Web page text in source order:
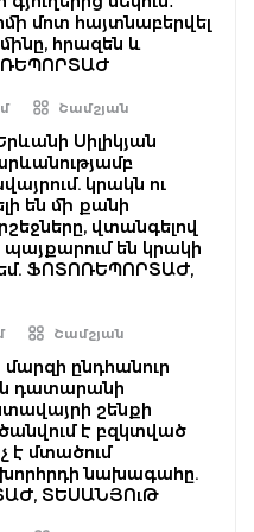
մոտ հայտնաբերվել
հրազեն և
Շամշյան
Սիլիկյան
կրակն ու
են մի քանի
վտանգելով
պայքարում են կրակի
ՖՈՏՈՌԵՊՈՐՏԱԺ,
Շամշյան
ընդհանուր
դատարանի
շենքի
է բզկտված
է մտածում
խորհրդի նախագահը.
ՏԵՍԱՆՅՈւԹ